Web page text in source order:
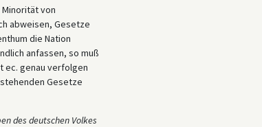
von
abweisen, Gesetze
die Nation
anfassen, so muß
ec. genau verfolgen
Gesetze
des deutschen Volkes